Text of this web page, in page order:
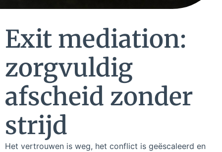
Exit mediation:
zorgvuldig
afscheid zonder
strijd
Het vertrouwen is weg, het conflict is geëscaleerd en